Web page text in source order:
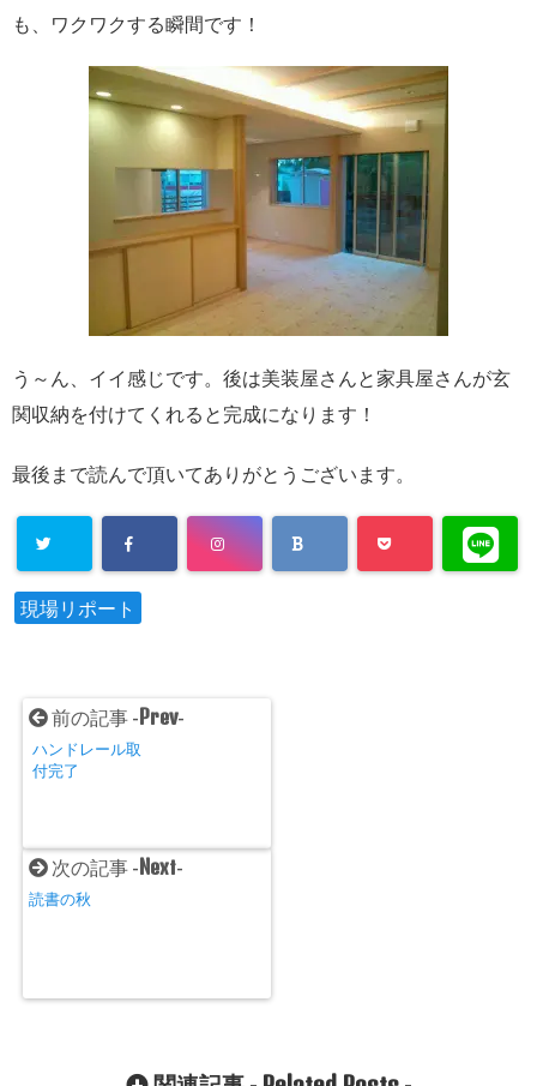
も、ワクワクする瞬間です！
う～ん、イイ感じです。 後は美装屋さんと家具屋さんが玄
関収納を付けてくれると完成になります！
最後まで読んで頂いてありがとうございます。
現場リポート
前の記事 - Prev-
ハンドレール取
付完了
次の記事 - Next-
読書の秋